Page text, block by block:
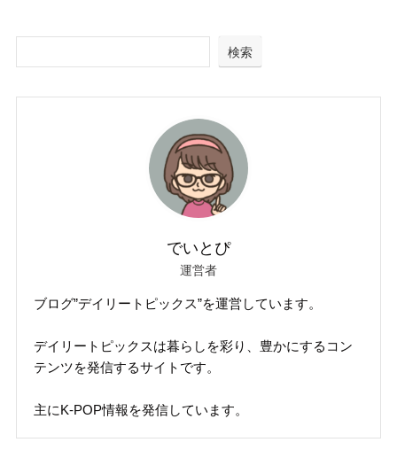
検索
でいとぴ
運営者
ブログ”デイリートピックス”を運営しています。
デイリートピックスは暮らしを彩り、豊かにするコン
テンツを発信するサイトです。
主にK-POP情報を発信しています。